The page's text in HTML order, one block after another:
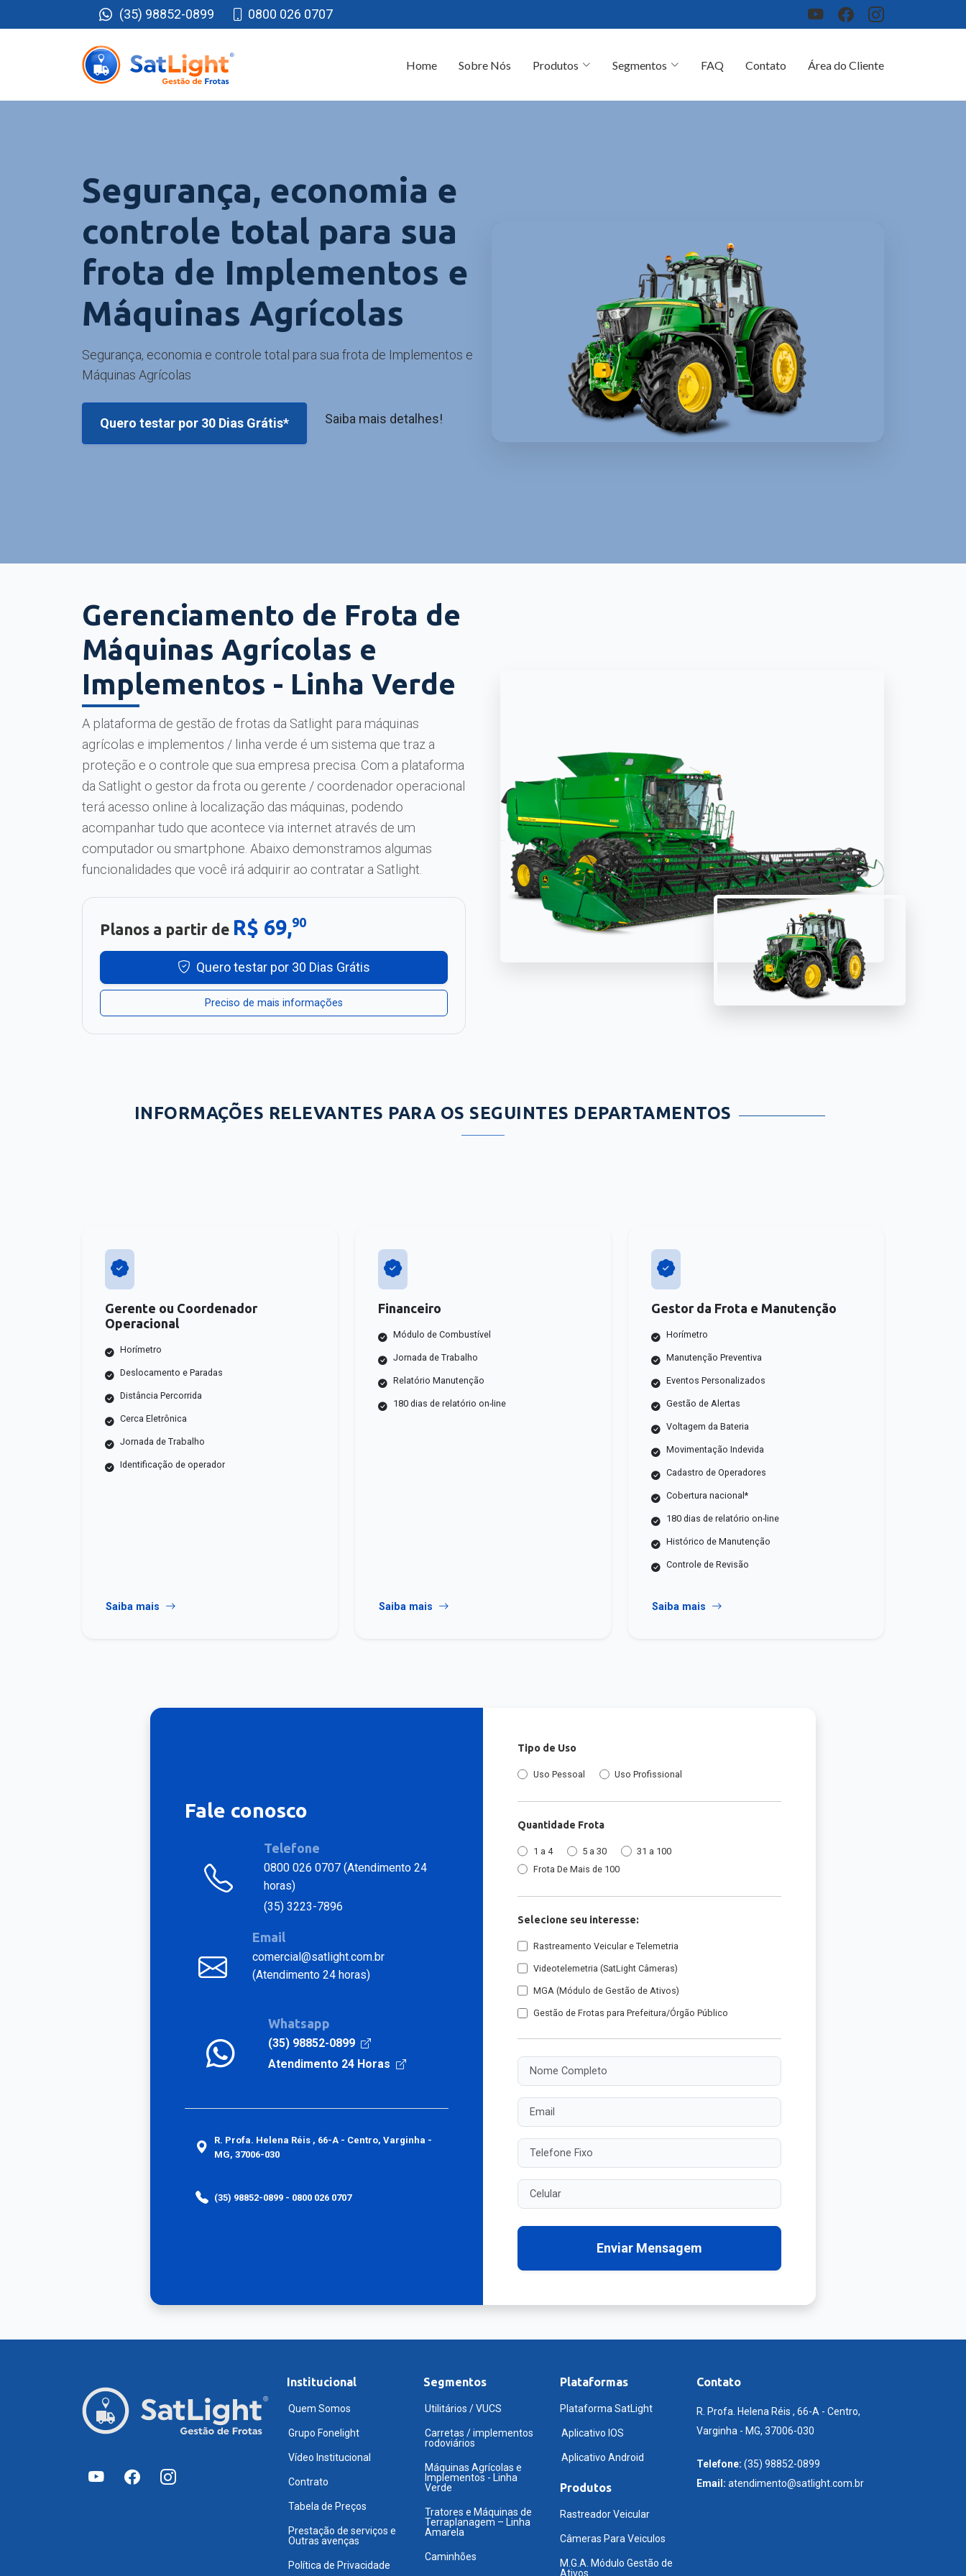
(35) 98852-0899 0800 026 0707
Home Sobre Nós Produtos Segmentos FAQ Contato Área do Cliente
Segurança, economia e
controle total para sua
frota de Implementos e
Máquinas Agrícolas
Segurança, economia e controle total para sua frota de Implementos e
Máquinas Agrícolas
Quero testar por 30 Dias Grátis* Saiba mais detalhes!
Gerenciamento de Frota de
Máquinas Agrícolas e
Implementos - Linha Verde
A plataforma de gestão de frotas da Satlight para máquinas
agrícolas e implementos / linha verde é um sistema que traz a
proteção e o controle que sua empresa precisa. Com a plataforma
da Satlight o gestor da frota ou gerente / coordenador operacional
terá acesso online à localização das máquinas, podendo
acompanhar tudo que acontece via internet através de um
computador ou smartphone. Abaixo demonstramos algumas
funcionalidades que você irá adquirir ao contratar a Satlight.
Planos a partir de R$ 69,90
Quero testar por 30 Dias Grátis
Preciso de mais informações
INFORMAÇÕES RELEVANTES PARA OS SEGUINTES DEPARTAMENTOS
Gerente ou Coordenador
Operacional
Horímetro
Deslocamento e Paradas
Distância Percorrida
Cerca Eletrônica
Jornada de Trabalho
Identificação de operador
Saiba mais
Financeiro
Módulo de Combustível
Jornada de Trabalho
Relatório Manutenção
180 dias de relatório on-line
Saiba mais
Gestor da Frota e Manutenção
Horímetro
Manutenção Preventiva
Eventos Personalizados
Gestão de Alertas
Voltagem da Bateria
Movimentação Indevida
Cadastro de Operadores
Cobertura nacional*
180 dias de relatório on-line
Histórico de Manutenção
Controle de Revisão
Saiba mais
Fale conosco
Telefone
0800 026 0707 (Atendimento 24
horas)
(35) 3223-7896
Email
comercial@satlight.com.br
(Atendimento 24 horas)
Whatsapp
(35) 98852-0899
Atendimento 24 Horas
R. Profa. Helena Réis , 66-A - Centro, Varginha -
MG, 37006-030
(35) 98852-0899 - 0800 026 0707
Tipo de Uso
Uso Pessoal Uso Profissional
Quantidade Frota
1 a 4 5 a 30
31 a 100
Frota De Mais de 100
Selecione seu interesse:
Rastreamento Veicular e Telemetria
Videotelemetria (SatLight Câmeras)
MGA (Módulo de Gestão de Ativos)
Gestão de Frotas para Prefeitura/Órgão Público
Nome Completo
Email
Telefone Fixo
Celular
Enviar Mensagem
Institucional
Quem Somos
Grupo Fonelight
Vídeo Institucional
Contrato
Tabela de Preços
Prestação de serviços e
Outras avenças
Política de Privacidade
Segmentos
Utilitários / VUCS
Carretas / implementos
rodoviários
Máquinas Agrícolas e
Implementos - Linha
Verde
Tratores e Máquinas de
Terraplanagem – Linha
Amarela
Caminhões
Plataformas
Plataforma SatLight
Aplicativo IOS
Aplicativo Android
Produtos
Rastreador Veicular
Câmeras Para Veiculos
M.G.A. Módulo Gestão de
Ativos
Contato
R. Profa. Helena Réis , 66-A - Centro,
Varginha - MG, 37006-030
Telefone: (35) 98852-0899
Email: atendimento@satlight.com.br